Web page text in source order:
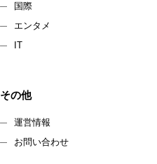
国際
エンタメ
IT
その他
運営情報
お問い合わせ